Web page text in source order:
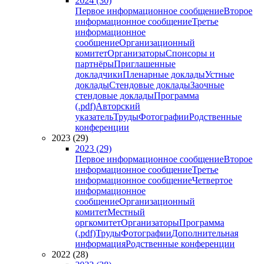
Первое информационное сообщениеВторое
информационное сообщениеТретье
информационное
сообщениеОрганизационный
комитетОрганизаторыСпонсоры и
партнёрыПриглашенные
докладчикиПленарные докладыУстные
докладыСтендовые докладыЗаочные
стендовые докладыПрограмма
(.pdf)Авторский
указательТрудыФотографииРодственные
конференции
2023 (29)
2023 (29)
Первое информационное сообщениеВторое
информационное сообщениеТретье
информационное сообщениеЧетвертое
информационное
сообщениеОрганизационный
комитетМестный
оргкомитетОрганизаторыПрограмма
(.pdf)ТрудыФотографииДополнительная
информацияРодственные конференции
2022 (28)